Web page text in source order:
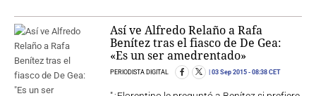
Así ve Alfredo Relaño a Rafa
Benítez tras el fiasco de De Gea:
«Es un ser amedrentado»
PERIODISTA DIGITAL 03 Sep 2015 - 08:38 CET